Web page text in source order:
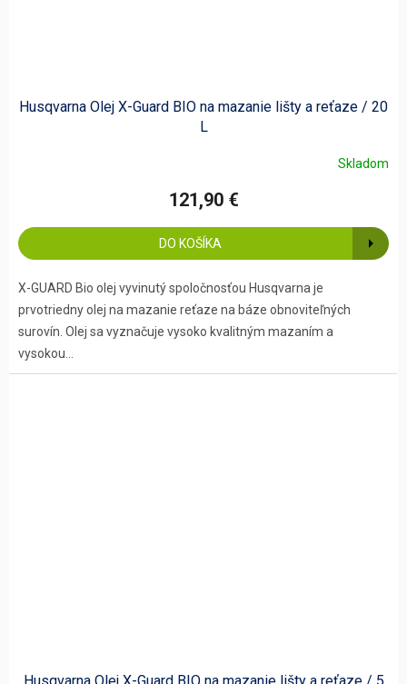
Husqvarna Olej X-Guard BIO na mazanie lišty a reťaze / 20
L
Skladom
121,90 €
DO KOŠÍKA
X-GUARD Bio olej vyvinutý spoločnosťou Husqvarna je
prvotriedny olej na mazanie reťaze na báze obnoviteľných
surovín. Olej sa vyznačuje vysoko kvalitným mazaním a
vysokou...
Husqvarna Olej X-Guard BIO na mazanie lišty a reťaze / 5